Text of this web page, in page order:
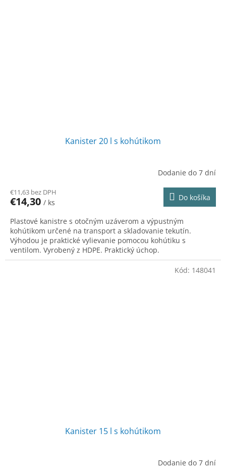
Kanister 20 l s kohútikom
Dodanie do 7 dní
€11,63 bez DPH
€14,30 / ks
Do košíka
Plastové kanistre s otočným uzáverom a výpustným
kohútikom určené na transport a skladovanie tekutín.
Výhodou je praktické vylievanie pomocou kohútiku s
ventilom. Vyrobený z HDPE. Praktický úchop.
Kanister 15 l s kohútikom
Dodanie do 7 dní
Kód: 148041